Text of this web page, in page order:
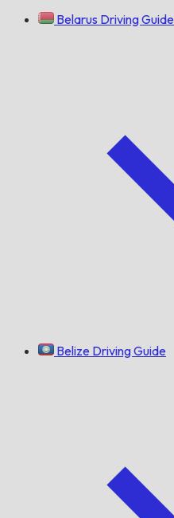
Belarus Driving Guide
Belize Driving Guide